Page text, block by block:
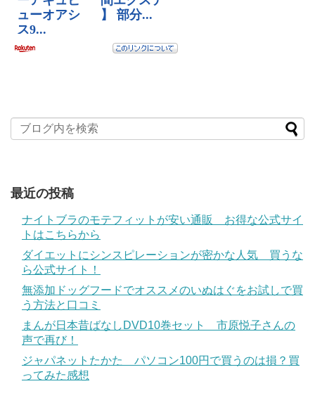
最近の投稿
ナイトブラのモテフィットが安い通販 お得な公式サイ
トはこちらから
ダイエットにシンスピレーションが密かな人気 買うな
ら公式サイト！
無添加ドッグフードでオススメのいぬはぐをお試しで買
う方法と口コミ
まんが日本昔ばなしDVD10巻セット 市原悦子さんの
声で再び！
ジャパネットたかた パソコン100円で買うのは損？買
ってみた感想